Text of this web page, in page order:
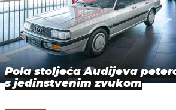
Pola stoljeća Audijeva
s jedinstvenim zvukom